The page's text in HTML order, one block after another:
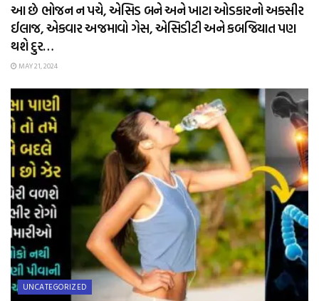
આ છે ભોજન ન પચે, એસિડ બને અને ખાટા ઓડકારનો અકસીર
ઈલાજ, એકવાર અજમાવો ગેસ, એસિડીટી અને કબજિયાત પણ
થશે દુર…
MAY 21, 2024
UNCATEGORIZED